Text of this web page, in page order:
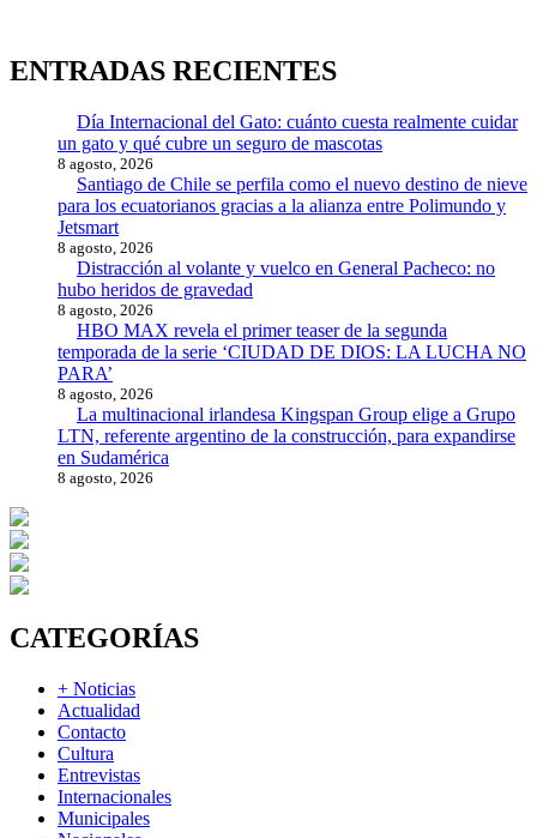
ENTRADAS RECIENTES
Día Internacional del Gato: cuánto cuesta realmente cuidar
un gato y qué cubre un seguro de mascotas
8 agosto, 2026
Santiago de Chile se perfila como el nuevo destino de nieve
para los ecuatorianos gracias a la alianza entre Polimundo y
Jetsmart
8 agosto, 2026
Distracción al volante y vuelco en General Pacheco: no
hubo heridos de gravedad
8 agosto, 2026
HBO MAX revela el primer teaser de la segunda
temporada de la serie ‘CIUDAD DE DIOS: LA LUCHA NO
PARA’
8 agosto, 2026
La multinacional irlandesa Kingspan Group elige a Grupo
LTN, referente argentino de la construcción, para expandirse
en Sudamérica
8 agosto, 2026
CATEGORÍAS
+ Noticias
Actualidad
Contacto
Cultura
Entrevistas
Internacionales
Municipales